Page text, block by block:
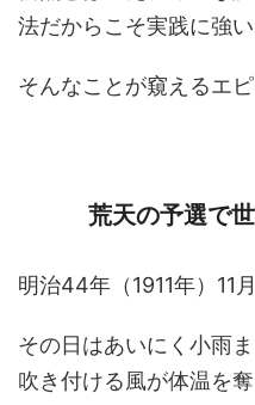
法だからこそ実践に強い
そんなことが窺えるエピ
荒天の予選で
明治44年（1911年）11
その日はあいにく小雨
吹き付ける風が体温を